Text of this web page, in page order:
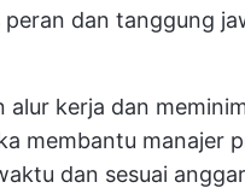
dan tanggung
kerja dan
membantu manajer
dan sesuai